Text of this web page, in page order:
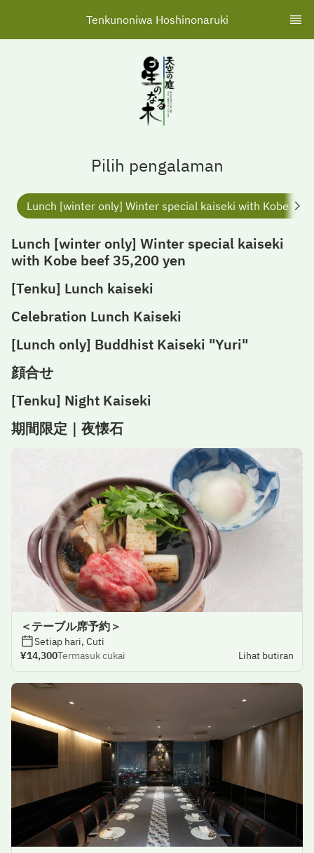
Tenkunoniwa Hoshinonaruki
Pilih pengalaman
Lunch [winter only] Winter special kaiseki with Kobe
Lunch [winter only] Winter special kaiseki
with Kobe beef 35,200 yen
[Tenku] Lunch kaiseki
Celebration Lunch Kaiseki
[Lunch only] Buddhist Kaiseki "Yuri"
顔合せ
[Tenku] Night Kaiseki
期間限定｜夜懐石
＜テーブル席予約＞
Setiap hari, Cuti
¥14,300Termasuk cukai Lihat butiran